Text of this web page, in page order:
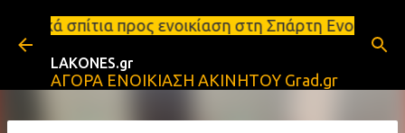
Μετάβαση στο κύριο περιεχόμενο
ενοικίαση στη Σπάρτη Ενοικιάσεις
LAKONES.gr
ΑΓΟΡΑ ΕΝΟΙΚΙΑΣΗ ΑΚΙΝΗΤΟΥ Grad.gr